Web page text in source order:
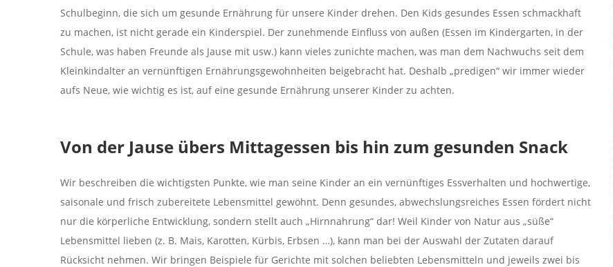
Schulbeginn, die sich um gesunde Ernährung für unsere Kinder drehen. Den Kids gesundes Essen schmackhaft
zu machen, ist nicht gerade ein Kinderspiel. Der zunehmende Einfluss von außen (Essen im Kindergarten, in der
Schule, was haben Freunde als Jause mit usw.) kann vieles zunichte machen, was man dem Nachwuchs seit dem
Kleinkindalter an vernünftigen Ernährungsgewohnheiten beigebracht hat. Deshalb „predigen“ wir immer wieder
aufs Neue, wie wichtig es ist, auf eine gesunde Ernährung unserer Kinder zu achten.
Von der Jause übers Mittagessen bis hin zum gesunden Snack
Wir beschreiben die wichtigsten Punkte, wie man seine Kinder an ein vernünftiges Essverhalten und hochwertige,
saisonale und frisch zubereitete Lebensmittel gewöhnt. Denn gesundes, abwechslungsreiches Essen fördert nicht
nur die körperliche Entwicklung, sondern stellt auch „Hirnnahrung“ dar! Weil Kinder von Natur aus „süße“
Lebensmittel lieben (z. B. Mais, Karotten, Kürbis, Erbsen …), kann man bei der Auswahl der Zutaten darauf
Rücksicht nehmen. Wir bringen Beispiele für Gerichte mit solchen beliebten Lebensmitteln und jeweils zwei bis